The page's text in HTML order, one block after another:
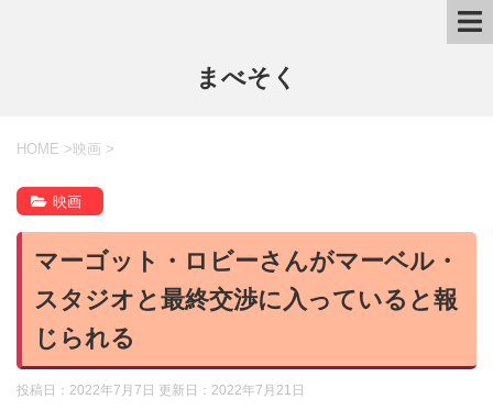
まべそく
HOME > 映画 >
映画
マーゴット・ロビーさんがマーベル・
スタジオと最終交渉に入っていると報
じられる
投稿日：2022年7月7日 更新日： 2022年7月21日